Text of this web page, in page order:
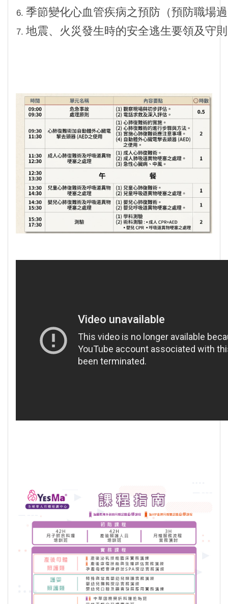
季節變化心血管疾病之預防（預防職場
地震、火災發生時的安全逃生要領及守則